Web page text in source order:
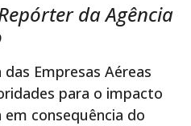
da Agência
Empresas Aéreas
para o impacto
consequência do